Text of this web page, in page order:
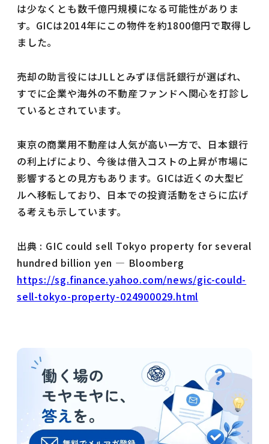
は少なくとも数千億円規模になる可能性がありま
す。GICは2014年にこの物件を約1800億円で取得し
ました。
売却の助言役にはJLLとみずほ信託銀行が選ばれ、
すでに企業や海外の不動産ファンドへ関心を打診し
ているとされています。
東京の商業用不動産は人気が高い一方で、日本銀行
の利上げにより、今後は借入コストの上昇が市場に
影響するとの見方もあります。GICは近くの大型ビ
ルへ移転しており、日本での投資活動をさらに広げ
る考えも示しています。
出典 : GIC could sell Tokyo property for several
hundred billion yen — Bloomberg
https://sg.finance.yahoo.com/news/gic-could-
sell-tokyo-property-024900029.html